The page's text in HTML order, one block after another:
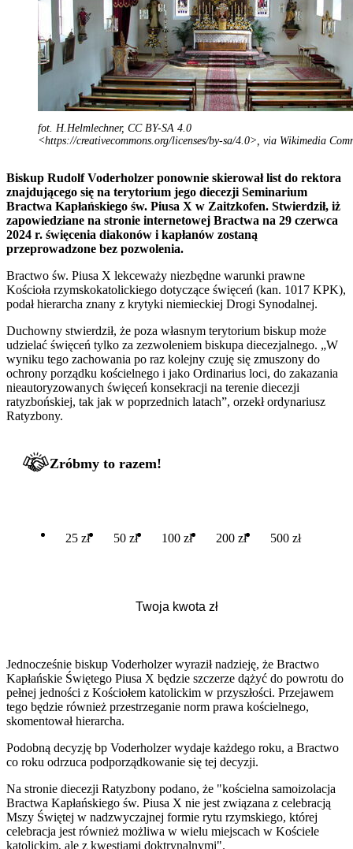
fot. H.Helmlechner, CC BY-SA 4.0
<https://creativecommons.org/licenses/by-sa/4.0>, via Wikimedia
Biskup Rudolf Voderholzer ponownie skierował list do rektora
znajdującego się na terytorium jego diecezji Seminarium
Bractwa Kapłańskiego św. Piusa X w Zaitzkofen. Stwierdził, iż
zapowiedziane na stronie internetowej Bractwa na 29 czerwca
2024 r. święcenia diakonów i kapłanów zostaną
przeprowadzone bez pozwolenia.
Bractwo św. Piusa X lekceważy niezbędne warunki prawne
Kościoła rzymskokatolickiego dotyczące święceń (kan. 1017 KPK),
podał hierarcha znany z krytyki niemieckiej Drogi Synodalnej.
Duchowny stwierdził, że poza własnym terytorium biskup może
udzielać święceń tylko za zezwoleniem biskupa diecezjalnego. „W
wyniku tego zachowania po raz kolejny czuję się zmuszony do
ochrony porządku kościelnego i jako Ordinarius loci, do zakazania
nieautoryzowanych święceń konsekracji na terenie diecezji
ratyzbońskiej, tak jak w poprzednich latach”, orzekł ordynariusz
Ratyzbony.
Zróbmy to razem!
25 zł 50 zł 100 zł 200 zł 500 zł
Jednocześnie biskup Voderholzer wyraził nadzieję, że Bractwo
Kapłańskie Świętego Piusa X będzie szczerze dążyć do powrotu do
pełnej jedności z Kościołem katolickim w przyszłości. Przejawem
tego będzie również przestrzeganie norm prawa kościelnego,
skomentował hierarcha.
Podobną decyzję bp Voderholzer wydaje każdego roku, a Bractwo
co roku odrzuca podporządkowanie się tej decyzji.
Na stronie diecezji Ratyzbony podano, że "kościelna samoizolacja
Bractwa Kapłańskiego św. Piusa X nie jest związana z celebracją
Mszy Świętej w nadzwyczajnej formie rytu rzymskiego, której
celebracja jest również możliwa w wielu miejscach w Kościele
katolickim, ale z kwestiami doktrynalnymi".